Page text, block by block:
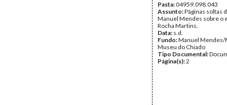
Pasta:04959.098.043
Assunto:Páginas soltas
Manuel Mendes sobre o
Rocha Martins.
Data: s.d.
Fundo:Manuel Mendes/
Museu do Chiado
Tipo Documental:
Página(s):2